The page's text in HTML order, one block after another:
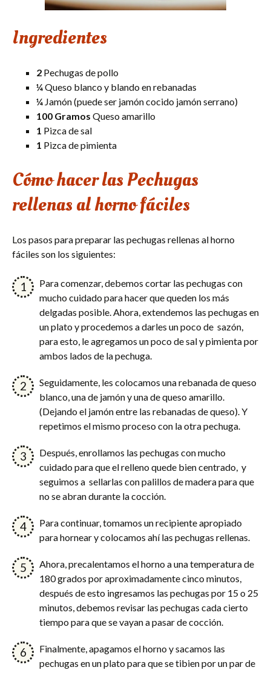
Ingredientes
2 Pechugas de pollo
¼Queso blanco y blando en rebanadas
¼ Jamón (puede ser jamón cocido jamón serrano)
100 Gramos Queso amarillo
1 Pizca de sal
1 Pizca de pimienta
Cómo hacer las Pechugas
rellenas al horno fáciles
Los pasos para preparar las pechugas rellenas al horno
fáciles son los siguientes:
Para comenzar, debemos cortar las pechugas con
mucho cuidado para hacer que queden los más
delgadas posible. Ahora, extendemos las pechugas en
un plato y procedemos a darles un poco de sazón,
para esto, le agregamos un poco de sal y pimienta por
ambos lados de la pechuga.
Seguidamente, les colocamos una rebanada de queso
blanco, una de jamón y una de queso amarillo.
(Dejando el jamón entre las rebanadas de queso). Y
repetimos el mismo proceso con la otra pechuga.
Después, enrollamos las pechugas con mucho
cuidado para que el relleno quede bien centrado, y
seguimos a sellarlas con palillos de madera para que
no se abran durante la cocción.
Para continuar, tomamos un recipiente apropiado
para hornear y colocamos ahí las pechugas rellenas.
Ahora, precalentamos el horno a una temperatura de
180 grados por aproximadamente cinco minutos,
después de esto ingresamos las pechugas por 15 o 25
minutos, debemos revisar las pechugas cada cierto
tiempo para que se vayan a pasar de cocción.
Finalmente, apagamos el horno y sacamos las
pechugas en un plato para que se tibien por un par de